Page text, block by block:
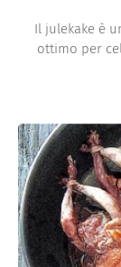
Il julekake è
ottimo per